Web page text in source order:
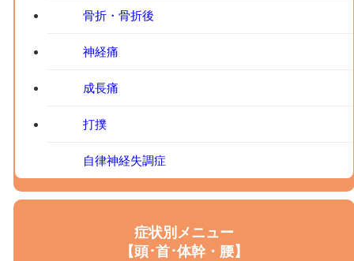
骨折・骨折後
神経痛
成長痛
打撲
自律神経失調症
症状別メニュー
【頭･首･体幹・腰】